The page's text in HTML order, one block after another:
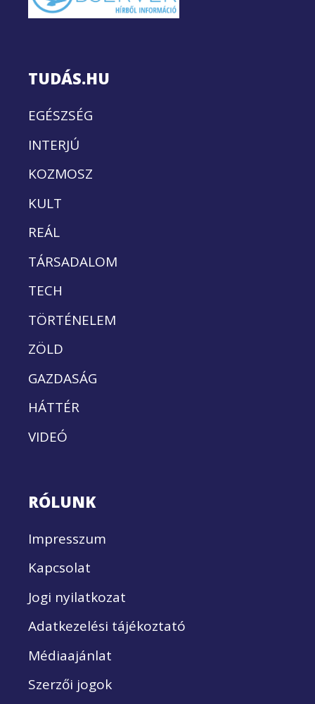
TUDÁS.HU
EGÉSZSÉG
INTERJÚ
KOZMOSZ
KULT
REÁL
TÁRSADALOM
TECH
TÖRTÉNELEM
ZÖLD
GAZDASÁG
HÁTTÉR
VIDEÓ
RÓLUNK
Impresszum
Kapcsolat
Jogi nyilatkozat
Adatkezelési tájékoztató
Médiaajánlat
Szerzői jogok